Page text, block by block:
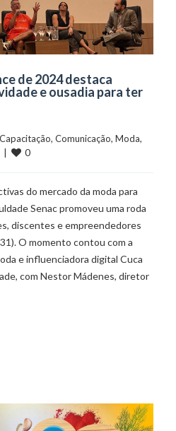
de 2024 destaca
e ousadia para ter
Capacitação, Comunicação, Moda
|
0
do mercado da moda para
Senac promoveu uma roda
discentes e empreendedores
O momento contou com a
e influenciadora digital Cuca
com Nestor Mádenes, diretor